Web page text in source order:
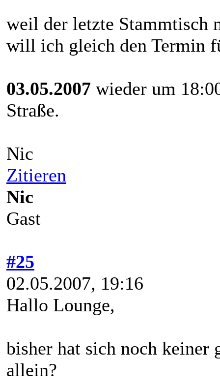
weil der letzte Stammtisch
will ich gleich den Termin
03.05.2007 wieder um
Straße.
Nic
Zitieren
Nic
Gast
#25
02.05.2007, 19:16
Hallo Lounge,
bisher hat sich noch keiner
allein?